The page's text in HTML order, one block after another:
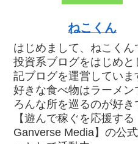
ねこくん
はじめまして、ねこくん
投資系ブログをはじめと
記ブログを運営していま
好きな食べ物はラーメン
ろんな所を巡るのが好き
【遊んで稼ぐを応援する
Ganverse Media】の公